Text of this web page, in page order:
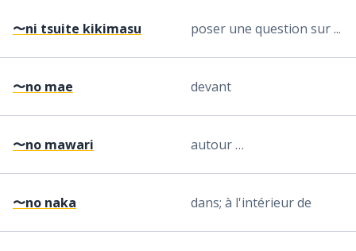
〜ni tsuite kikimasu poser une question sur ...
〜no mae devant
〜no mawari autour …
〜no naka dans; à l'intérieur de